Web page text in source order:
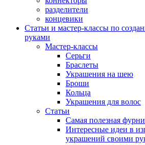
разделители
концевики
Статьи и мастер-классы по
руками
Мастер-классы
Серьги
Браслеты
Украшения на шею
Броши
Кольца
Украшения для волос
Статьи
Самая полезная
Интересные идеи в
украшений своими